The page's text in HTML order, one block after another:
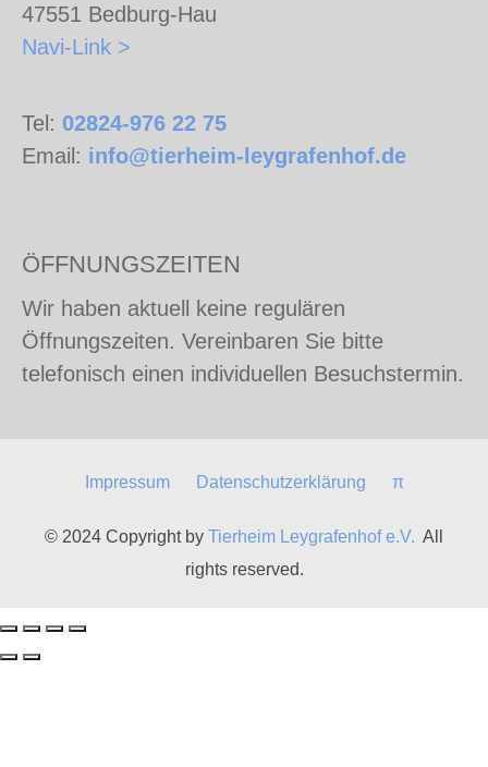
47551 Bedburg-Hau
Navi-Link >
Tel: 02824-976 22 75
Email: info@tierheim-leygrafenhof.de
ÖFFNUNGSZEITEN
Wir haben aktuell keine regulären
Öffnungszeiten. Vereinbaren Sie bitte
telefonisch einen individuellen Besuchstermin.
Impressum Datenschutzerklärung π
© 2024 Copyright by Tierheim Leygrafenhof e.V. All
rights reserved.